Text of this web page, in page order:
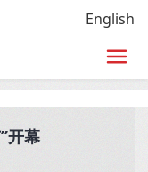
English
开幕